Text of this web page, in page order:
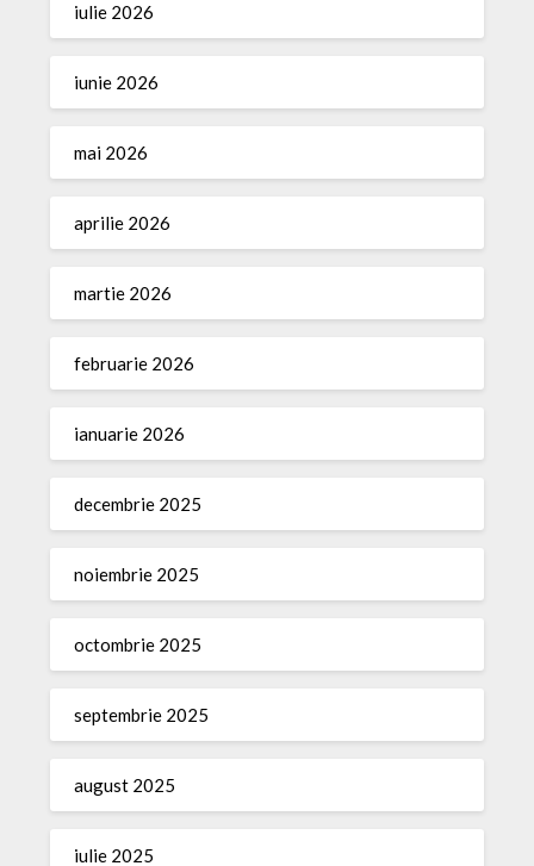
iulie 2026
iunie 2026
mai 2026
aprilie 2026
martie 2026
februarie 2026
ianuarie 2026
decembrie 2025
noiembrie 2025
octombrie 2025
septembrie 2025
august 2025
iulie 2025